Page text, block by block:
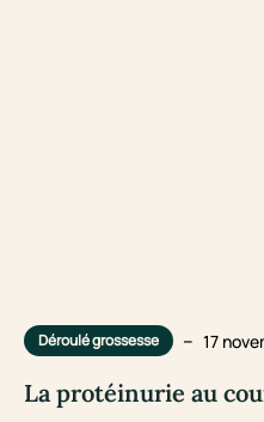
Déroulé grossesse – 17
La protéinurie au